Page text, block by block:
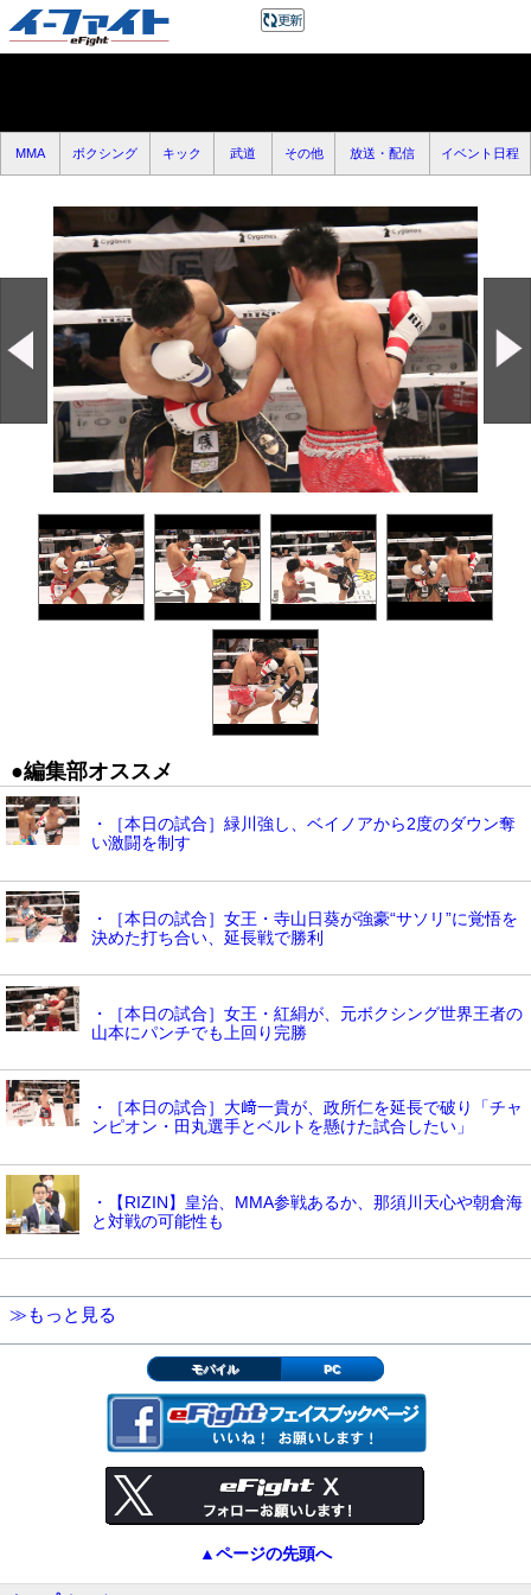
MMA ボクシング キック 武道 その他 放送・配信 イベント日程
●編集部オススメ
・［本日の試合］緑川強し、ベイノアから2度のダウン奪
い激闘を制す
・［本日の試合］女王・寺山日葵が強豪“サソリ”に覚悟を
決めた打ち合い、延長戦で勝利
・［本日の試合］女王・紅絹が、元ボクシング世界王者の
山本にパンチでも上回り完勝
・［本日の試合］大﨑一貴が、政所仁を延長で破り「チャ
ンピオン・田丸選手とベルトを懸けた試合したい」
・【RIZIN】皇治、MMA参戦あるか、那須川天心や朝倉海
と対戦の可能性も
≫もっと見る
モバイル PC
▲ページの先頭へ